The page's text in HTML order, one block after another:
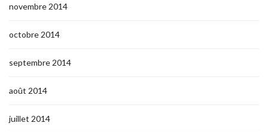
novembre 2014
octobre 2014
septembre 2014
août 2014
juillet 2014